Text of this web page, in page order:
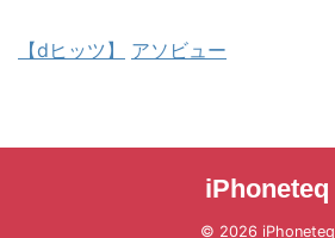
【dヒッツ】 アソビュー
iPhoneteq
© 2026 iPhoneteq